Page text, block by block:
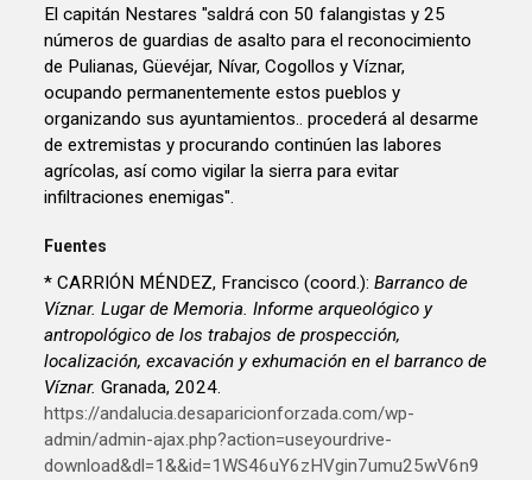
El capitán Nestares "saldrá con 50 falangistas y 25
números de guardias de asalto para el reconocimiento
de Pulianas, Güevéjar, Nívar, Cogollos y Víznar,
ocupando permanentemente estos pueblos y
organizando sus ayuntamientos.. procederá al desarme
de extremistas y procurando continúen las labores
agrícolas, así como vigilar la sierra para evitar
infiltraciones enemigas".
Fuentes
* CARRIÓN MÉNDEZ, Francisco (coord.):Barranco de
Víznar. Lugar de Memoria. Informe arqueológico y
antropológico de los trabajos de prospección,
localización, excavación y exhumación en el barranco de
Víznar. Granada, 2024.
https://andalucia.desaparicionforzada.com/wp-
admin/admin-ajax.php?action=useyourdrive-
download&dl=1&&id=1WS46uY6zHVgin7umu25wV6n9